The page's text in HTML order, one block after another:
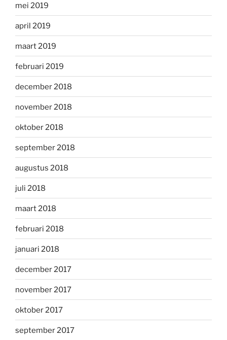
mei 2019
april 2019
maart 2019
februari 2019
december 2018
november 2018
oktober 2018
september 2018
augustus 2018
juli 2018
maart 2018
februari 2018
januari 2018
december 2017
november 2017
oktober 2017
september 2017